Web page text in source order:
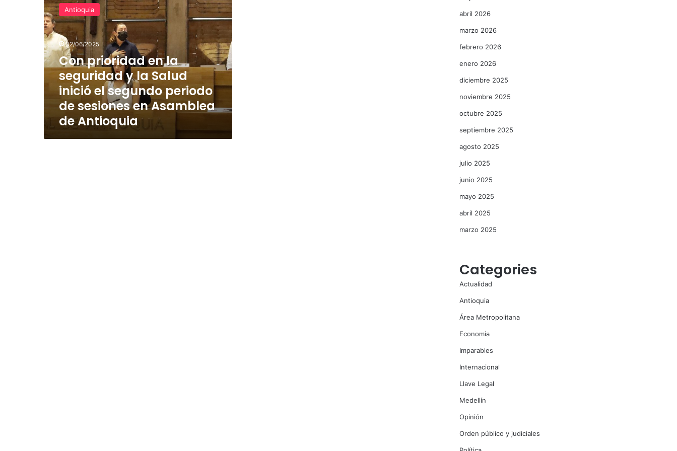
prioridad
en
la
seguridad
y
la
Salud
inició
periodo
de
en
Antioquia
02/06/2025
Con prioridad en la
seguridad y la Salud
inició el segundo periodo
de sesiones en Asamblea
de Antioquia
abril 2026
marzo 2026
febrero 2026
enero 2026
diciembre 2025
noviembre 2025
octubre 2025
septiembre 2025
agosto 2025
julio 2025
junio 2025
mayo 2025
abril 2025
marzo 2025
Categories
Actualidad
Antioquia
Área Metropolitana
Economía
Imparables
Internacional
Llave Legal
Medellín
Opinión
Orden público y judiciales